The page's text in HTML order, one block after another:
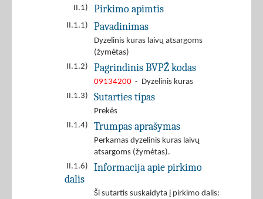
II.1) Pirkimo apimtis
II.1.1) Pavadinimas
Dyzelinis kuras laivų atsargoms
(žymėtas)
II.1.2)
Pagrindinis BVPŽ kodas
09134200 - Dyzelinis kuras
II.1.3)
Sutarties tipas
Prekės
II.1.4)
Trumpas aprašymas
Perkamas dyzelinis kuras laivų
atsargoms (žymėtas).
II.1.6)
Informacija apie pirkimo
dalis
Ši sutartis suskaidyta į pirkimo dalis: